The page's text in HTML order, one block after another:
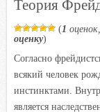
Теория
(1
оценку)
Согласно
всякий человек
инстинктами.
является